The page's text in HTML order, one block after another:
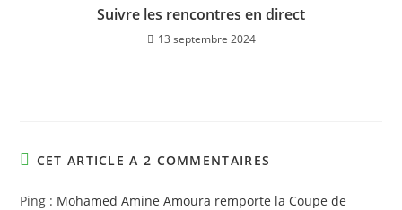
Suivre les rencontres en direct
13 septembre 2024
CET ARTICLE A 2 COMMENTAIRES
Ping : Mohamed Amine Amoura remporte la Coupe de